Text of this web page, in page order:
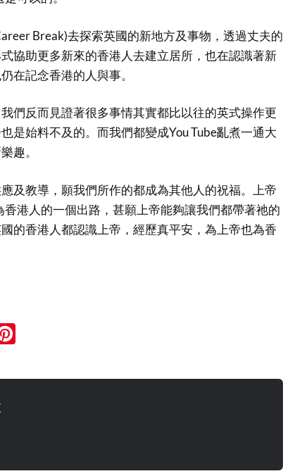
Break)去探索英國的新地方及事物，透過丈夫的
協助更多新來的香港人去建立居所，也在認識著新
在記念香港的人與事。
們反而見證著很多事情其實都比以往的英式操作更
是始料不及的。而我們都變成You Tube亂煮一通大
趣。
及教導，願我們所作的都成為其他人的祝福。上帝
港人的一個出路，甚願上帝能夠讓我們都帶著祂的
的香港人都認識上帝，經歷真平安，為上帝也為香